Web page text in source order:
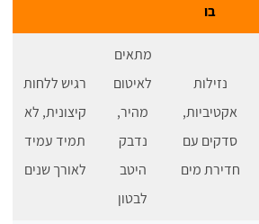
בו
נזילות
אקטיביות,
סדקים עם
חדירת מים
מתאים
לאיטום
מהיר,
נדבק
היטב
לבטון
רגיש ללחות
קיצונית, לא
תמיד עמיד
לאורך שנים